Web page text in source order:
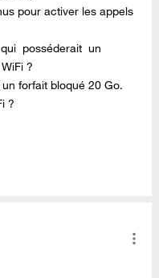
pour activer les appels
posséderait un
?
forfait bloqué 20 Go.
?